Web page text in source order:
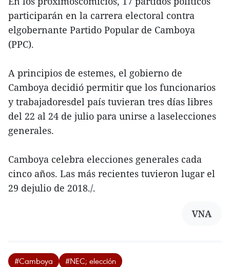
participarán en la carrera electoral contra
elgobernante Partido Popular de Camboya
(PPC).
A principios de estemes, el gobierno de
Camboya decidió permitir que los funcionarios
y trabajadoresdel país tuvieran tres días libres
del 22 al 24 de julio para unirse a laselecciones
generales.
Camboya celebra elecciones generales cada
cinco años. Las más recientes tuvieron lugar el
29 dejulio de 2018./.
VNA
#Camboya #NEC; elección